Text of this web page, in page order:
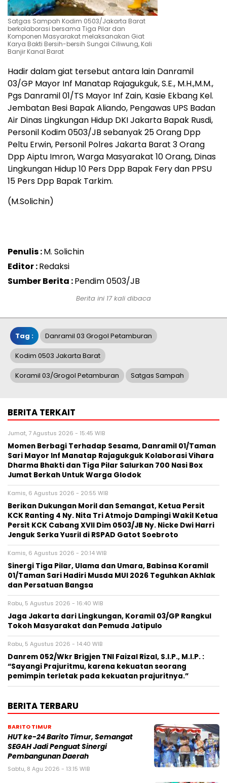
Satgas Sampah Kodim 0503/Jakarta Barat
berkolaborasi bersama Tiga Pilar dan
Komponen Masyarakat melaksanakan Giat
Karya Bakti Bersih-bersih Sungai Ciliwung, Kali
Banjir Kanal Barat
Hadir dalam giat tersebut antara lain Danramil
03/GP Mayor Inf Manatap Rajagukguk, S.E., M.H.,M.M.,
Pgs Danramil 01/TS Mayor Inf Zain, Kasie Ekbang Kel.
Jembatan Besi Bapak Aliando, Pengawas UPS Badan
Air Dinas Lingkungan Hidup DKI Jakarta Bapak Rusdi,
Personil Kodim 0503/JB sebanyak 25 Orang Dpp
Peltu Erwin, Personil Polres Jakarta Barat 3 Orang
Dpp Aiptu Imron, Warga Masyarakat 10 Orang, Dinas
Lingkungan Hidup 10 Pers Dpp Bapak Fery dan PPSU
15 Pers Dpp Bapak Tarkim.
(M.Solichin)
Penulis :M. Solichin
Editor :Redaksi
Sumber Berita :Pendim 0503/JB
Berita ini 17 kali dibaca
Tag : Danramil 03 Grogol Petamburan
Kodim 0503 Jakarta Barat
Koramil 03/Grogol Petamburan Satgas Sampah
BERITA TERKAIT
Jumat, 7 Agustus 2026 - 15:45 WIB
Momen Berbagi Terhadap Sesama, Danramil 01/Taman
Sari Mayor Inf Manatap Rajagukguk Kolaborasi Vihara
Dharma Bhakti dan Tiga Pilar Salurkan 700 Nasi Box
Jumat Berkah Untuk Warga Glodok
Kamis, 6 Agustus 2026 - 20:55 WIB
Berikan Dukungan Moril dan Semangat, Ketua Persit
KCK Ranting 4 Ny. Nita Tri Atmojo Dampingi Wakil Ketua
Persit KCK Cabang XVII Dim 0503/JB Ny. Nicke Dwi Harri
Jenguk Serka Yusril di RSPAD Gatot Soebroto
Kamis, 6 Agustus 2026 - 20:14 WIB
Sinergi Tiga Pilar, Ulama dan Umara, Babinsa Koramil
01/Taman Sari Hadiri Musda MUI 2026 Teguhkan Akhlak
dan Persatuan Bangsa
Rabu, 5 Agustus 2026 - 16:40 WIB
Jaga Jakarta dari Lingkungan, Koramil 03/GP Rangkul
Tokoh Masyarakat dan Pemuda Jatipulo
Rabu, 5 Agustus 2026 - 14:40 WIB
Danrem 052/Wkr Brigjen TNI Faizal Rizal, S.I.P., M.I.P. :
“Sayangi Prajuritmu, karena kekuatan seorang
pemimpin terletak pada kekuatan prajuritnya.”
BERITA TERBARU
BARITO TIMUR
HUT ke-24 Barito Timur, Semangat
SEGAH Jadi Penguat Sinergi
Pembangunan Daerah
Sabtu, 8 Agu 2026 - 13:15 WIB